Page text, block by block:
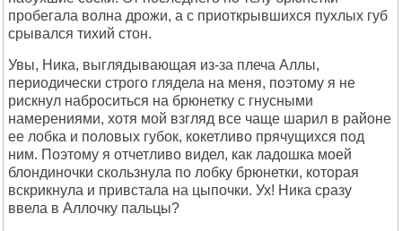
пробегала волна дрожи, а с приоткрывшихся пухлых губ
срывался тихий стон.
Увы, Ника, выглядывающая из-за плеча Аллы,
периодически строго глядела на меня, поэтому я не
рискнул наброситься на брюнетку с гнусными
намерениями, хотя мой взгляд все чаще шарил в районе
ее лобка и половых губок, кокетливо прячущихся под
ним. Поэтому я отчетливо видел, как ладошка моей
блондиночки скользнула по лобку брюнетки, которая
вскрикнула и привстала на цыпочки. Ух! Ника сразу
ввела в Аллочку пальцы?